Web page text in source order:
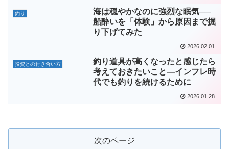
釣り
海は穏やかなのに強烈な眠気──
船酔いを「体験」から原因まで掘
り下げてみた
2026.02.01
投資との付き合い方
釣り道具が高くなったと感じたら
考えておきたいこと―インフレ時
代でも釣りを続けるために
2026.01.28
次のページ